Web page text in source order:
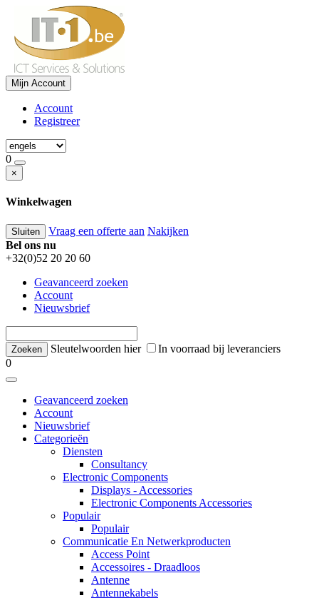
Mijn Account
Account
Registreer
0
×
Winkelwagen
Sluiten Vraag een offerte aan Nakijken
Bel ons nu
+32(0)52 20 20 60
Geavanceerd zoeken
Account
Nieuwsbrief
Sleutelwoorden hier
In voorraad bij leveranciers
0
Geavanceerd zoeken
Account
Nieuwsbrief
Categorieën
Diensten
Consultancy
Electronic Components
Displays - Accessories
Electronic Components Accessories
Populair
Populair
Communicatie En Netwerkproducten
Access Point
Accessoires - Draadloos
Antenne
Antennekabels